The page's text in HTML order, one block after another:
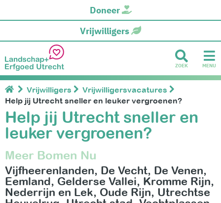
Doneer
Vrijwilligers
ZOEK MENU
Vrijwilligers
Vrijwilligersvacatures
Help jij Utrecht sneller en leuker vergroenen?
Help jij Utrecht sneller en
leuker vergroenen?
Meer Bomen Nu
Vijfheerenlanden De Vecht De Venen
Eemland Gelderse Vallei Kromme Rijn
Nederrijn en Lek Oude Rijn Utrechtse